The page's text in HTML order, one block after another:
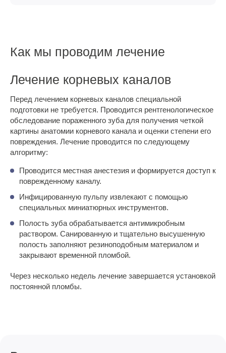
Как мы проводим лечение
Лечение корневых каналов
Перед лечением корневых каналов специальной
подготовки не требуется. Проводится рентгенологическое
обследование пораженного зуба для получения четкой
картины анатомии корневого канала и оценки степени его
повреждения. Лечение проводится по следующему
алгоритму:
Проводится местная анестезия и формируется доступ к
поврежденному каналу.
Инфицированную пульпу извлекают с помощью
специальных миниатюрных инструментов.
Полость зуба обрабатывается антимикробным
раствором. Санированную и тщательно высушенную
полость заполняют резиноподобным материалом и
закрывают временной пломбой.
Через несколько недель лечение завершается установкой
постоянной пломбы.